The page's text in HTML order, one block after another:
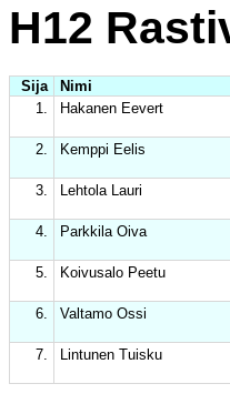
H12
Sija Nimi
1.
Hakanen Eevert
2.
Kemppi Eelis
3.
Lehtola Lauri
4.
Parkkila Oiva
5.
Koivusalo Peetu
6.
Valtamo Ossi
7.
Lintunen Tuisku